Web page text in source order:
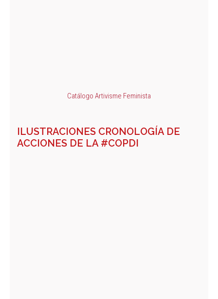
Catálogo Artivisme Feminista
ILUSTRACIONES CRONOLOGÍA DE
ACCIONES DE LA #COPDI